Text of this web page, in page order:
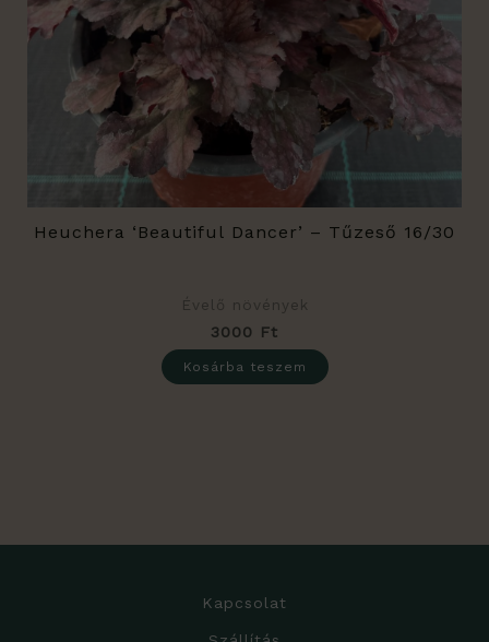
Heuchera ‘Beautiful Dancer’ – Tűzeső 16/30
Évelő növények
3000 Ft
Kosárba teszem
Kapcsolat